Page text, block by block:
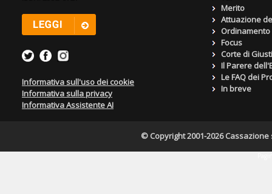
Informativa sull'uso dei cookie
Informativa sulla privacy
Informativa Assistente AI
Merito
Attuazione
Focus
Corte di
Il Parere
Le FAQ dei
In breve
© Copyright 2001-2026 Cassazione